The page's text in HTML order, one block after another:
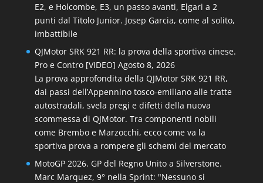
E2, e Holcombe, E3, un passo avanti, Elgari a 2
punti dal Titolo Junior. Josep Garcia, come al solito,
imbattibile
QJMotor SRK 921 RR: la prova della sportiva cinese.
Pro e Contro [VIDEO] Agosto 8, 2026
La prova approfondita della QJMotor SRK 921 RR,
dai passi dell’Appennino tosco-emiliano alle tratte
autostradali, svela pregi e difetti della nuova
scommessa di QJMotor. Tra componenti nobili
come Brembo e Marzocchi, ecco come va la
sportiva prova a rompere gli schemi del mercato
MotoGP 2026. GP del Regno Unito a Silverstone.
Marc Marquez, 9° nella Sprint: "Nessuno si